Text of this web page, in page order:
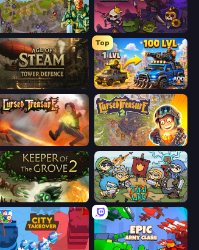
Takeover Raid Heroes: Dark Side
Age of Steam Tower Defence
Top
AOD - Art Of Defense
Cursed Treasure Cursed Treasure 2
Keeper of the Grove 2 Raid Heroes: Total War